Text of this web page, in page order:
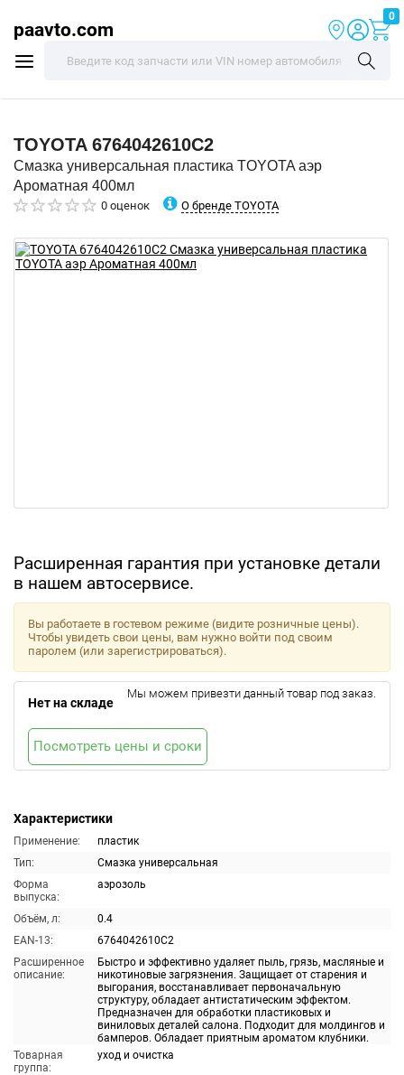
paavto.com
0
TOYOTA 6764042610C2
Смазка универсальная пластика TOYOTA аэр
Ароматная 400мл
0 оценок О бренде TOYOTA
Расширенная гарантия при установке детали
в нашем автосервисе.
Характеристики
Применение:
пластик
Тип:
Смазка универсальная
Форма
выпуска:
аэрозоль
Объём, л:
0.4
EAN-13:
6764042610C2
Расширенное
описание:
Быстро и эффективно удаляет пыль, грязь, масляные и
никотиновые загрязнения. Защищает от старения и
выгорания, восстанавливает первоначальную
структуру, обладает антистатическим эффектом.
Предназначен для обработки пластиковых и
виниловых деталей салона. Подходит для молдингов и
бамперов. Обладает приятным ароматом клубники.
Товарная
группа:
уход и очистка
Вы работаете в гостевом режиме (видите розничные цены).
Чтобы увидеть свои цены, вам нужно войти под своим
паролем (или зарегистрироваться).
Нет на складе
Мы можем привезти данный товар под заказ.
Посмотреть цены и сроки